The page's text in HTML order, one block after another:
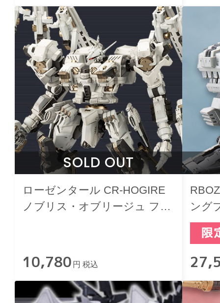
SOLD OUT
ローゼンタール CR-HOGIRE
ノブリス・オブリージュ フル
10,780 円 税込
ング